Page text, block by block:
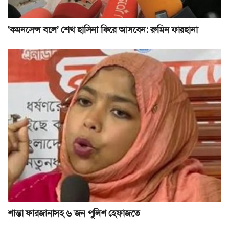
‘কমনসেন্স বলে’ শেখ হাসিনা ফিরে আসবেন: রুমিন ফারহানা
শান্তা ফারজানাসহ ৬ জন পুলিশ হেফাজতে